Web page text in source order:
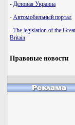
- Деловая Украина
- Автомобильный портал
- The legislation of the Great
Britain
Правовые новости